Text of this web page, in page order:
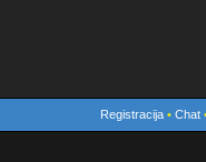
Registracija• Chat